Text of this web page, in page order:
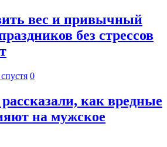
вес и привычный
без стрессов
0
как вредные
на мужское